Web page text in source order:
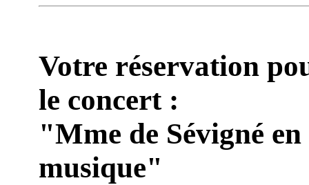
Votre réservation
le concert :
"Mme de Sévigné en
musique"